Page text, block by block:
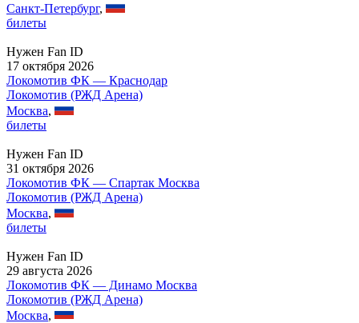
Санкт-Петербург,
билеты
Нужен Fan ID
17 октября 2026
Локомотив ФК — Краснодар
Локомотив (РЖД Арена)
Москва,
билеты
Нужен Fan ID
31 октября 2026
Локомотив ФК — Спартак Москва
Локомотив (РЖД Арена)
Москва,
билеты
Нужен Fan ID
29 августа 2026
Локомотив ФК — Динамо Москва
Локомотив (РЖД Арена)
Москва,